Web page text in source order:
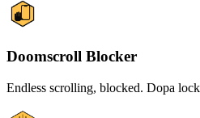
Doomscroll Blocker
Endless scrolling, blocked. Dopa